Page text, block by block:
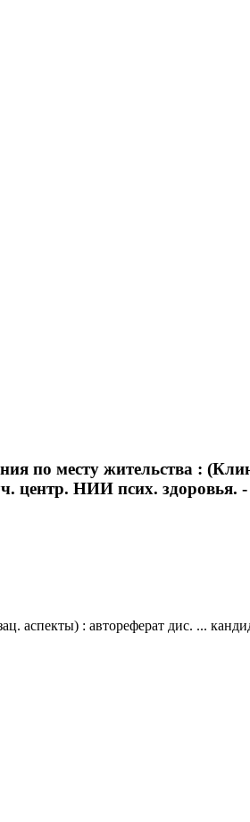
по месту жительства :
центр. НИИ псих. здоровья. -
аспекты) : автореферат дис. ...